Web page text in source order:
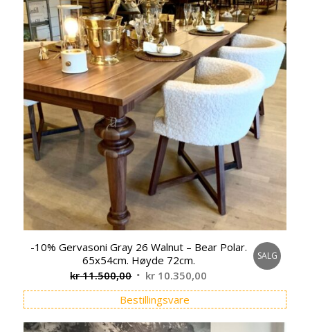
-10% Gervasoni Gray 26 Walnut – Bear Polar.
65x54cm. Høyde 72cm.
kr11.500,00 Opprinnelig
pris
var:
kr 11.500,00.
kr 10.350,00 Nåværende
pris
er:
kr 10.350,00.
SALG
Bestillingsvare